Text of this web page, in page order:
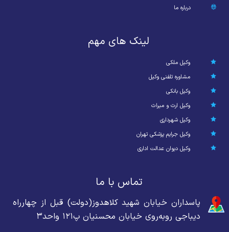
درباره ما
لینک های مهم
وکیل ملکی
مشاوره تلفنی وکیل
وکیل بانکی
وکیل ارث و میراث
وکیل شهرداری
وکیل جرایم پزشکی تهران
وکیل دیوان عدالت اداری
تماس با ما
پاسداران خیابان شهید کلاهدوز(دولت) قبل از چهارراه
دیباجی روبه‌روی خیابان محسنیان پ۱۲۱ واحد۳